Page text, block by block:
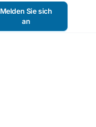
Melden Sie sich
an